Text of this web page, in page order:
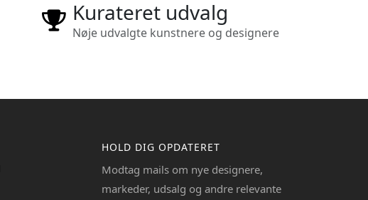
Kurateret udvalg
Nøje udvalgte kunstnere og designere
HOLD DIG OPDATERET
Modtag mails om nye designere,
markeder, udsalg og andre relevante